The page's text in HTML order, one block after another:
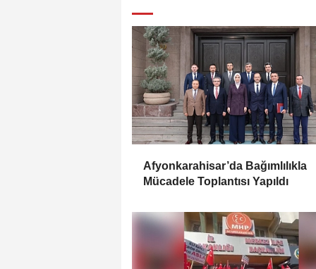
Afyonkarahisar’da Bağımlılıkla
Mücadele Toplantısı Yapıldı